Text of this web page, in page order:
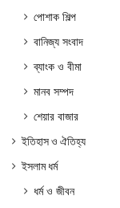
পোশাক শিল্প
বানিজ্য সংবাদ
ব্যাংক ও বীমা
মানব সম্পদ
শেয়ার বাজার
ইতিহাস ও ঐতিহ্য
ইসলাম ধর্ম
ধর্ম ও জীবন